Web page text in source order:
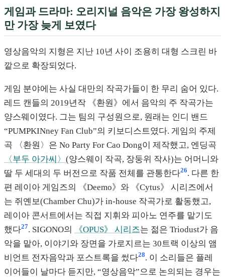
게임과 드라마: 오리지널 음악은 가장 왕성하지
만 가장 늦게 보였다
영상음악의 지형은 지난 10년 사이 조용히 대형 스크린 바
깥으로 확장되었다.
게임 분야에는 사실 대만의 작곡가들이 한 무리 숨어 있다.
레드 캔들의 2019년작 《환원》에서 음악의 주 작곡가는
양스웨이였다. 그는 팀의 구성원으로, 원래는 인디 밴드
“PUMPKINney Fan Club”의 키보디스트였다. 게임의 주제
곡 〈환원〉은 No Party For Cao Dong이 제작했고, 엔딩곡
〈부두 아가씨〉 (양스웨이 작곡, 장둥위 작사)는 어머니와
딸 두 세대의 두 버전으로 작품 전체를 관통한다26. 다른 한
편 레이아 게임즈의 《Deemo》와 《Cytus》 시리즈에서
는 쥐옌보(Chamber Chu)가 in-house 작곡가로 활동했고,
레이아 콘서트에서는 직접 지휘와 피아노 연주를 맡기도
했다27. SIGONO의 《OPUS》 시리즈는 젊은 Triodust가 음
악을 맡아, 이야기와 장면을 가로지르는 30트랙 이상의 앰
비언트 전자음악과 포스트록을 썼다28. 이 소리들은 플레
이어들이 날마다 듣지만, “영상음악”으로 논의되는 경우는